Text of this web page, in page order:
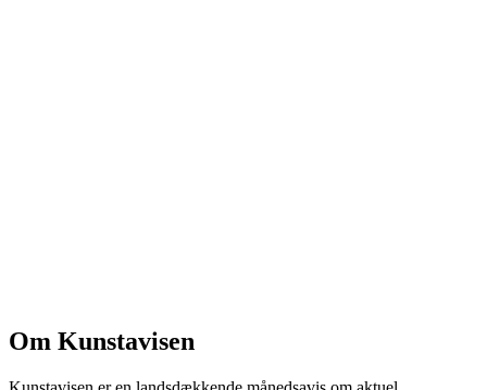
Om Kunstavisen